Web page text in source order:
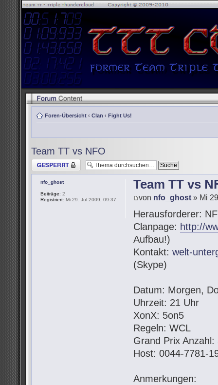
Foren-Übersicht ‹ Clan ‹ Fight Us!
Team TT vs NFO
Thema gesperrt
Team TT vs
von nfo_ghost » Mi
Herausforderer:
Clanpage: http://
Aufbau!)
Kontakt:welt-
(Skype)
Datum: Morgen,
Uhrzeit: 21 Uhr
XonX: 5on5
Regeln: WCL
Grand Prix Anzahl:
Host: 0044-7781-
Anmerkungen:
nfo_ghost
Beiträge: 2
Registriert: Mi 29. Jul 2009, 09:37